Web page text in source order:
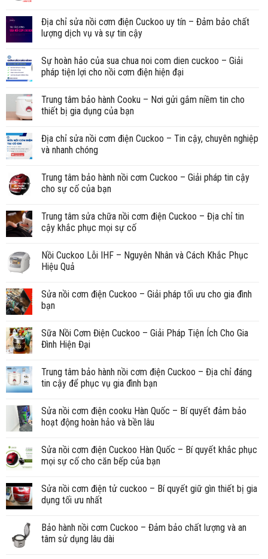
Địa chỉ sửa nồi cơm điện Cuckoo uy tín – Đảm bảo chất
lượng dịch vụ và sự tin cậy
Sự hoàn hảo của sua chua noi com dien cuckoo – Giải
pháp tiện lợi cho nồi cơm điện hiện đại
Trung tâm bảo hành Cooku – Nơi gửi gắm niềm tin cho
thiết bị gia dụng của bạn
Địa chỉ sửa nồi cơm điện Cuckoo – Tin cậy, chuyên nghiệp
và nhanh chóng
Trung tâm bảo hành nồi cơm Cuckoo – Giải pháp tin cậy
cho sự cố của bạn
Trung tâm sửa chữa nồi cơm điện Cuckoo – Địa chỉ tin
cậy khắc phục mọi sự cố
Nồi Cuckoo Lỗi IHF – Nguyên Nhân và Cách Khắc Phục
Hiệu Quả
Sửa nồi cơm điện Cuckoo – Giải pháp tối ưu cho gia đình
bạn
Sữa Nồi Cơm Điện Cuckoo – Giải Pháp Tiện Ích Cho Gia
Đình Hiện Đại
Trung tâm bảo hành nồi cơm điện Cuckoo – Địa chỉ đáng
tin cậy để phục vụ gia đình bạn
Sửa nồi cơm điện cooku Hàn Quốc – Bí quyết đảm bảo
hoạt động hoàn hảo và bền lâu
Sửa nồi cơm điện Cuckoo Hàn Quốc – Bí quyết khắc phục
mọi sự cố cho căn bếp của bạn
Sửa nồi cơm điện tử cuckoo – Bí quyết giữ gìn thiết bị gia
dụng tối ưu nhất
Bảo hành nồi cơm Cuckoo – Đảm bảo chất lượng và an
tâm sử dụng lâu dài